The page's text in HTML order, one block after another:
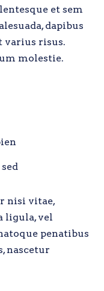
et sem
dapibus
varius risus.
molestie.
nisi vitae,
ligula, vel
penatibus
nascetur